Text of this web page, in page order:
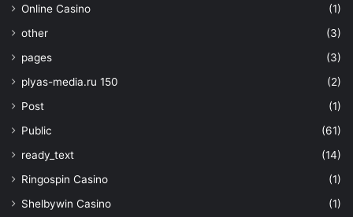
Online Casino
(1)
other
(3)
pages
(3)
plyas-media.ru 150
(2)
Post
(1)
Public
(61)
ready_text
(14)
Ringospin Casino
(1)
Shelbywin Casino
(1)